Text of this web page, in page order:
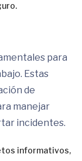
para
Estas
de
manejar
incidentes.
informativos,